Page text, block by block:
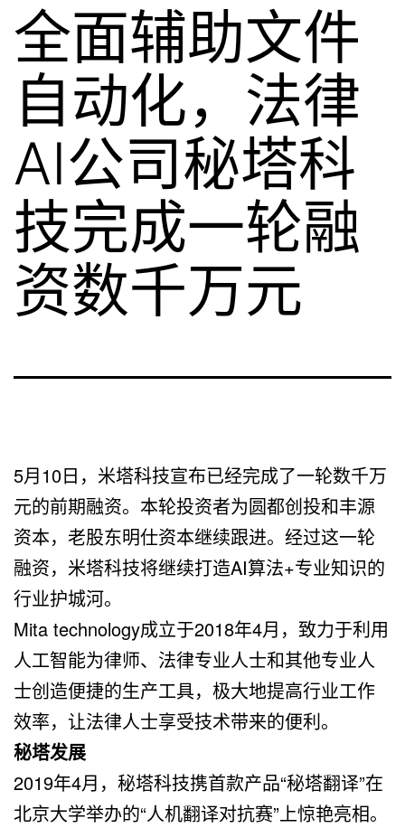
全面辅助文件
自动化，法律
AI公司秘塔科
技完成一轮融
资数千万元
5月10日，米塔科技宣布已经完成了一轮数千万
元的前期融资。本轮投资者为圆都创投和丰源
资本，老股东明仕资本继续跟进。经过这一轮
融资，米塔科技将继续打造AI算法+专业知识的
行业护城河。
Mita technology成立于2018年4月，致力于利用
人工智能为律师、法律专业人士和其他专业人
士创造便捷的生产工具，极大地提高行业工作
效率，让法律人士享受技术带来的便利。
秘塔发展
2019年4月，秘塔科技携首款产品“秘塔翻译”在
北京大学举办的“人机翻译对抗赛” 上惊艳亮相。